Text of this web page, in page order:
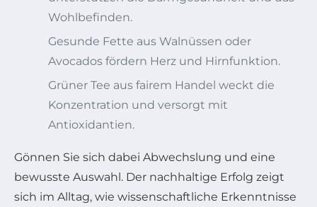
Wohlbefinden.
Gesunde Fette aus Walnüssen oder
Avocados fördern Herz und Hirnfunktion.
Grüner Tee aus fairem Handel weckt die
Konzentration und versorgt mit
Antioxidantien.
Gönnen Sie sich dabei Abwechslung und eine
bewusste Auswahl. Der nachhaltige Erfolg zeigt
sich im Alltag, wie wissenschaftliche Erkenntnisse